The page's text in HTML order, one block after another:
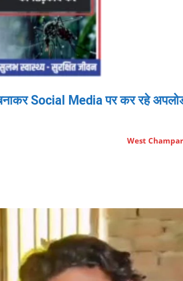
Social Media पर कर रहे
West